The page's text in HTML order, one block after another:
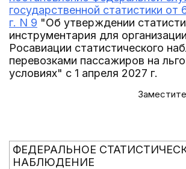
государственной статистики от
г. N 9 "Об утверждении
инструментария для
Росавиации статистического
перевозками пассажиров на
условиях" с 1 апреля 2027 г.
ФЕДЕРАЛЬНОЕ
НАБЛЮДЕНИЕ